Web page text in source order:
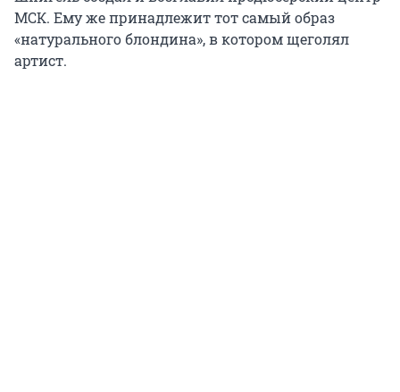
МСК. Ему же принадлежит тот самый образ
«натурального блондина», в котором щеголял
артист.